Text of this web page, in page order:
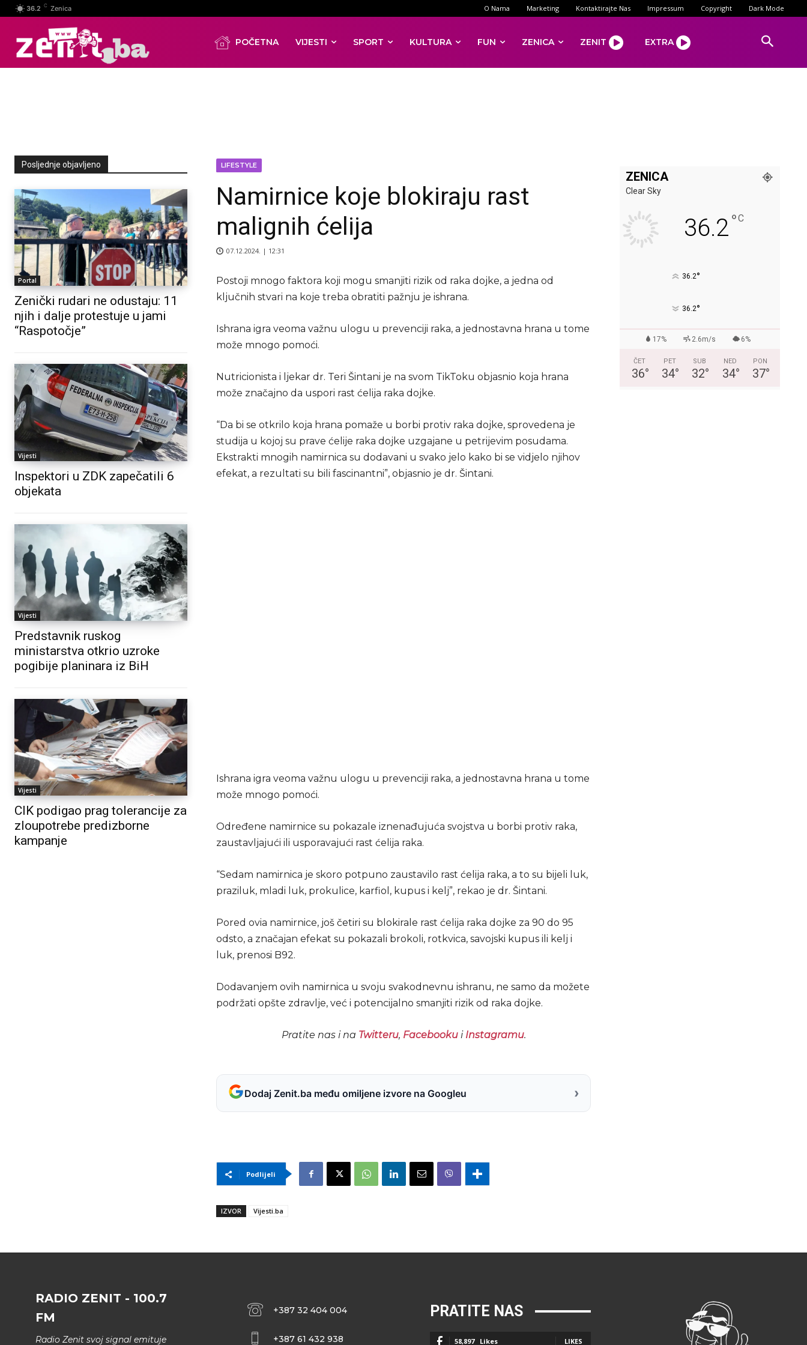
36.2 C Zenica O Nama Marketing Kontaktirajte Nas Impressum Copyright Dark Mode
POČETNA VIJESTI SPORT KULTURA FUN ZENICA ZENIT EXTRA
Posljednje objavljeno
Portal
Zenički rudari ne odustaju: 11
njih i dalje protestuje u jami
“Raspotočje”
Vijesti
Inspektori u ZDK zapečatili 6
objekata
Vijesti
Predstavnik ruskog
ministarstva otkrio uzroke
pogibije planinara iz BiH
Vijesti
CIK podigao prag tolerancije za
zloupotrebe predizborne
kampanje
LIFESTYLE
Namirnice koje blokiraju rast
malignih ćelija
07.12.2024. | 12:31
Postoji mnogo faktora koji mogu smanjiti rizik od raka dojke, a jedna od
ključnih stvari na koje treba obratiti pažnju je ishrana.
Ishrana igra veoma važnu ulogu u prevenciji raka, a jednostavna hrana u tome
može mnogo pomoći.
Nutricionista i ljekar dr. Teri Šintani je na svom TikToku objasnio koja hrana
može značajno da uspori rast ćelija raka dojke.
“Da bi se otkrilo koja hrana pomaže u borbi protiv raka dojke, sprovedena je
studija u kojoj su prave ćelije raka dojke uzgajane u petrijevim posudama.
Ekstrakti mnogih namirnica su dodavani u svako jelo kako bi se vidjelo njihov
efekat, a rezultati su bili fascinantni”, objasnio je dr. Šintani.
Ishrana igra veoma važnu ulogu u prevenciji raka, a jednostavna hrana u tome
može mnogo pomoći.
Određene namirnice su pokazale iznenađujuća svojstva u borbi protiv raka,
zaustavljajući ili usporavajući rast ćelija raka.
“Sedam namirnica je skoro potpuno zaustavilo rast ćelija raka, a to su bijeli luk,
praziluk, mladi luk, prokulice, karfiol, kupus i kelj”, rekao je dr. Šintani.
Pored ovia namirnice, još četiri su blokirale rast ćelija raka dojke za 90 do 95
odsto, a značajan efekat su pokazali brokoli, rotkvica, savojski kupus ili kelj i
luk, prenosi B92.
Dodavanjem ovih namirnica u svoju svakodnevnu ishranu, ne samo da možete
podržati opšte zdravlje, već i potencijalno smanjiti rizik od raka dojke.
Pratite nas i na Twitteru, Facebookui Instagramu.
Dodaj Zenit.ba među omiljene izvore na Googleu ›
Podlijeli
IZVOR Vijesti.ba
ZENICA
Clear Sky
36.2°C
36.2°
36.2°
17% 2.6m/s 6%
ČET
36°
PET
34°
SUB
32°
NED
34°
PON
37°
RADIO ZENIT - 100.7
FM
Radio Zenit svoj signal emituje
+387 32 404 004
+387 61 432 938
PRATITE NAS
58,897 Likes LIKES